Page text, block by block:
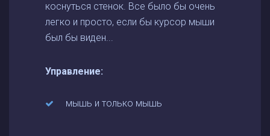
коснуться стенок. Все было бы очень
легко и просто, если бы курсор мыши
был бы виден...
Управление:
мышь и только мышь